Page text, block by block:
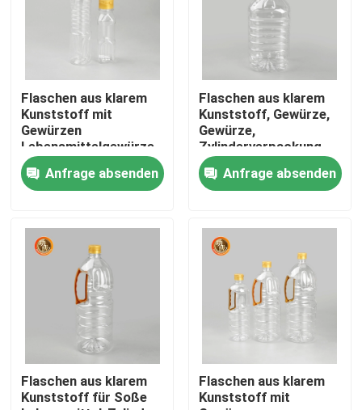
Startseite
Produkte
VR Show
Flaschen aus klarem
Kunststoff mit
Gewürzen
Lebensmittelgewürze
Verpackung 1800 ml
Kapazität
Anfrage absenden
Flaschen aus klarem
Kunststoff, Gewürze,
Gewürze,
Zylinderverpackung
1000 ml-1800 ml
Anfrage absenden
Flaschen aus klarem
Kunststoff für Soße
Flaschen aus klarem
Kunststoff mit